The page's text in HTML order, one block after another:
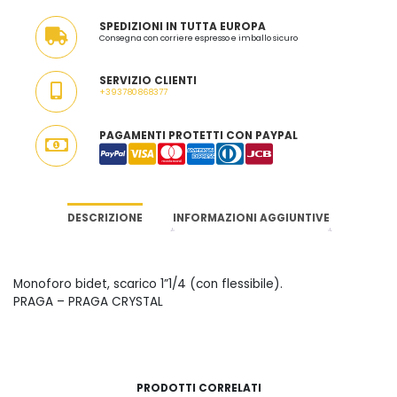
MADE
ITALY
QUANTITÀ
SPEDIZIONI IN TUTTA EUROPA
Consegna con corriere espresso e imballo sicuro
SERVIZIO CLIENTI
+393780868377
PAGAMENTI PROTETTI CON PAYPAL
DESCRIZIONE INFORMAZIONI AGGIUNTIVE
Monoforo bidet, scarico 1”1/4 (con flessibile).
PRAGA – PRAGA CRYSTAL
PRODOTTI CORRELATI